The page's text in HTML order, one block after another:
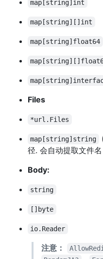
map[string]int
map[string][]int
map[string]float64
Files
*url.Files
map[string]string
径. 会自动提取文件
Body:
string
[]byte
io.Reader
注意：